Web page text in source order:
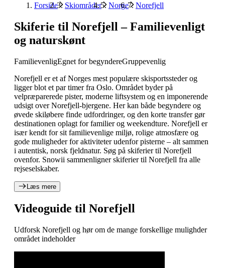
Forside Skiområder Norge Norefjell
Skiferie til Norefjell – Familievenligt
og naturskønt
FamilievenligEgnet for begyndereGruppevenlig
Norefjell er et af Norges mest populære skisportssteder og
ligger blot et par timer fra Oslo. Området byder på
velpræparerede pister, moderne liftsystem og en imponerende
udsigt over Norefjell-bjergene. Her kan både begyndere og
øvede skiløbere finde udfordringer, og den korte transfer gør
destinationen oplagt for familier og weekendture. Norefjell er
især kendt for sit familievenlige miljø, rolige atmosfære og
gode muligheder for aktiviteter udenfor pisterne – alt sammen
i autentisk, norsk fjeldnatur. Søg på skiferier til Norefjell
ovenfor. Snowii sammenligner skiferier til Norefjell fra alle
rejseselskaber.
Læs mere
Videoguide til Norefjell
Udforsk Norefjell og hør om de mange forskellige mulighder
området indeholder